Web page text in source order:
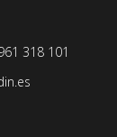
318 101